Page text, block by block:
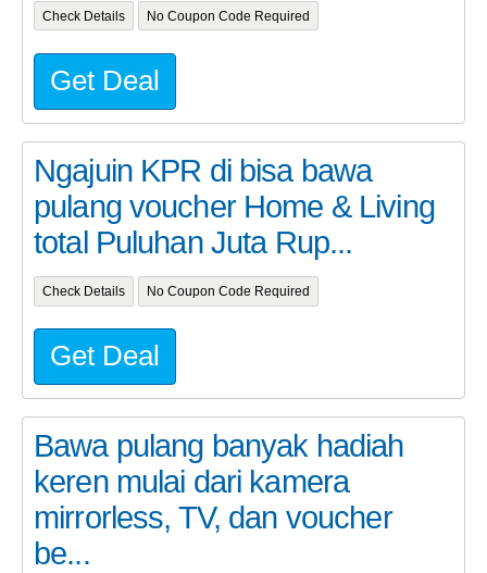
Check Details No Coupon Code Required
Get Deal
Ngajuin KPR di bisa bawa
pulang voucher Home & Living
total Puluhan Juta Rup...
Check Details No Coupon Code Required
Get Deal
Bawa pulang banyak hadiah
keren mulai dari kamera
mirrorless, TV, dan voucher
be...